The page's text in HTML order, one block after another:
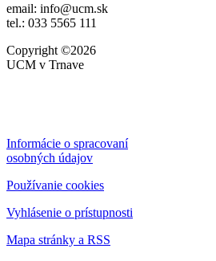
email: info@ucm.sk
tel.: 033 5565 111
Copyright ©2026
UCM v Trnave
Informácie o spracovaní
osobných údajov
Používanie cookies
Vyhlásenie o prístupnosti
Mapa stránky a RSS